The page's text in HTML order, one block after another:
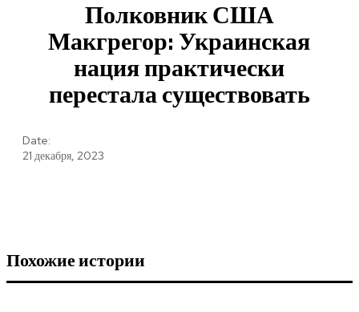
Полковник США
Макгрегор: Украинская
нация практически
перестала существовать
Date:
21 декабря, 2023
Похожие истории